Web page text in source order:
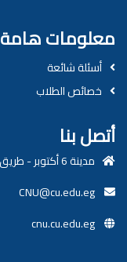
معلومات هامة
أسئلة شائعة
خصائص الطلاب
أتصل بنا
مدينة 6 أكتوبر - طريق وصلة دهشور
CNU@cu.edu.eg
cnu.cu.edu.eg